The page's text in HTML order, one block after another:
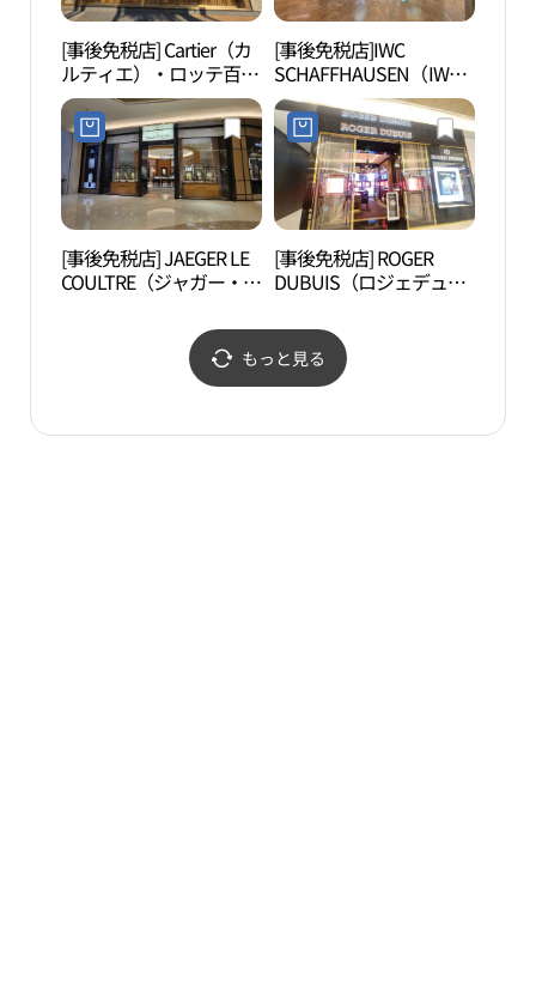
[事後免税店] Cartier（カ
ルティエ）・ロッテ百貨
店チャムシル（蚕室）
AVENUEL（アヴェニュ
エル）店(까르띠에 롯데
백화점 잠실 에비뉴엘점)
[事後免税店]IWC
SCHAFFHAUSEN（IWC
シャフハウゼン）・ロッ
テ百貨店チャムシル（蚕
室）AVENUEL（アヴェ
ニュエル）店(IWC 샤프
하우젠 롯데백화점 잠실
에비뉴엘점)
[事後免税店] JAEGER LE
COULTRE（ジャガー・ル
チャムシル（蚕室）
AVENUEL（アヴェニュ
エル）店(예거르쿨트르
[事後免税店] ROGER
DUBUIS（ロジェデュブ
ムシル（蚕室）
AVENUEL（アヴェニュ
エル）店(로저드뷔 롯데
もっと見る